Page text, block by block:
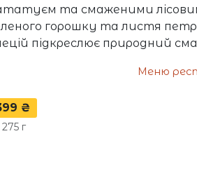
та смаженими
горошку та листя
підкреслює природний
Меню
₴
275 г